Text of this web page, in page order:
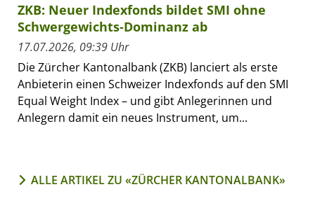
ZKB: Neuer Indexfonds bildet SMI ohne
Schwergewichts-Dominanz ab
17.07.2026, 09:39 Uhr
Die Zürcher Kantonalbank (ZKB) lanciert als erste
Anbieterin einen Schweizer Indexfonds auf den SMI
Equal Weight Index – und gibt Anlegerinnen und
Anlegern damit ein neues Instrument, um...
ALLE ARTIKEL ZU «ZÜRCHER KANTONALBANK»